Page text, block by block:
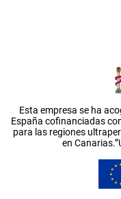
Esta empresa se ha
España cofinanciadas
para las regiones
en